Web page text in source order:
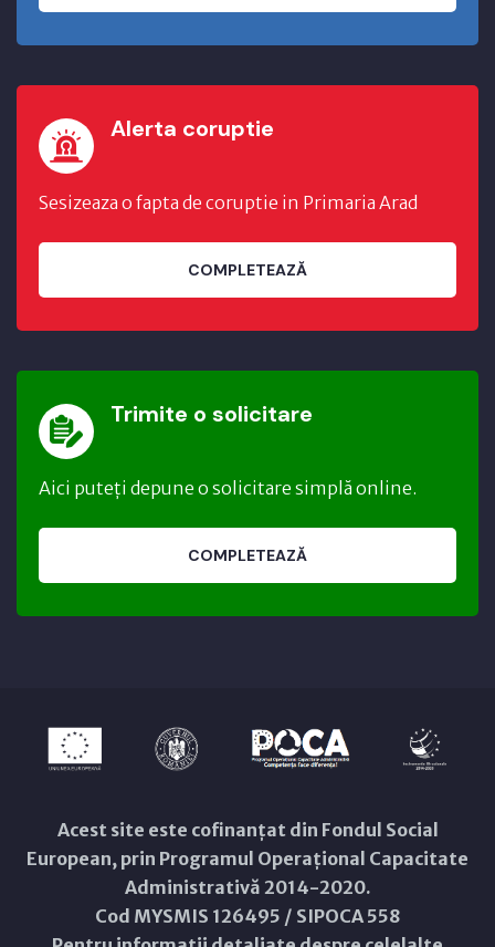
Alerta coruptie
Sesizeaza o fapta de coruptie in Primaria Arad
COMPLETEAZĂ
Trimite o solicitare
Aici puteți depune o solicitare simplă online.
COMPLETEAZĂ
Acest site este cofinanțat din Fondul Social
European, prin Programul Operațional Capacitate
Administrativă 2014-2020.
Cod MYSMIS 126495 / SIPOCA 558